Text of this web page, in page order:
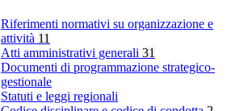
Riferimenti normativi su organizzazione e
attività 11
Atti amministrativi generali 31
Documenti di programmazione strategico-
gestionale
Statuti e leggi regionali